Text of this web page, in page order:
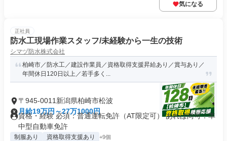
気になる
正社員
防水工現場作業スタッフ/未経験から一生の技術
シマヅ防水株式会社
柏崎市／防水工／建設作業員／資格取得支援昇給あり／賞与あり／
年間休日120日以上／若手多く...
〒945-0011新潟県柏崎市松波
月給19万円～27万1000円
資格・経験 必須：普通運転免許（AT限定可） あれば尚可：準
中型自動車免許
制服あり 資格取得支援あり +9個